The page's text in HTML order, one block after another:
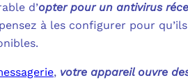
d’opter pour un antivirus
à les configurer pour
, votre appareil ouvre